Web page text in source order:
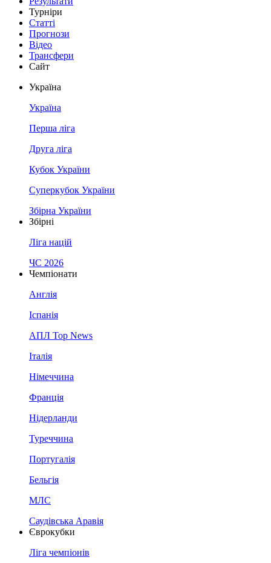
Турніри
Статті
Прогнози
Відео
Трансфери
Сайт
Україна
Україна
Перша ліга
Друга ліга
Кубок України
Суперкубок України
Збірна України
Збірні
Ліга націй
ЧС 2026
Чемпіонати
Англія
Іспанія
АПЛ Top News
Італія
Німеччина
Франція
Нідерланди
Туреччина
Португалія
Бельгія
МЛС
Саудівська Аравія
Єврокубки
Ліга чемпіонів